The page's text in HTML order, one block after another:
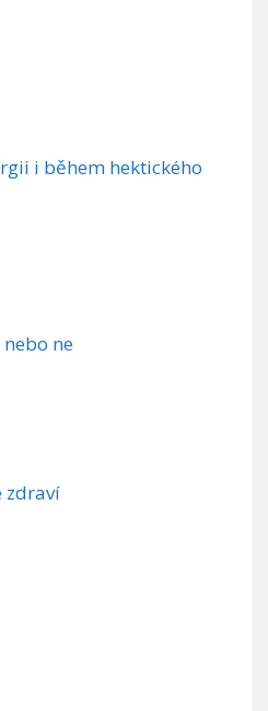
i během hektického
ne
zdraví